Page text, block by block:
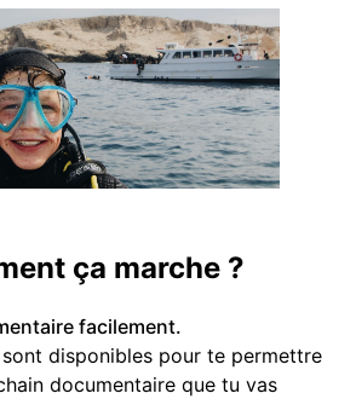
ça marche ?
facilement.
disponibles pour te permettre
documentaire que tu vas